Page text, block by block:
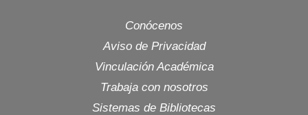
Conócenos
Aviso de Privacidad
Vinculación Académica
Trabaja con nosotros
Sistemas de Bibliotecas